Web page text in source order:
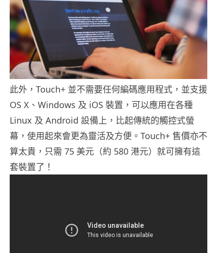
此外，Touch+ 並不需要任何編碼應用程式，並支援
OS X、Windows 及 iOS 裝置，可以應用在各種
Linux 及 Android 設備上，比起傳統的觸控式螢
幕，使用起來會更為靈活及方便。Touch+ 售價亦不
算太貴，只需 75 美元（約 580 港元）就可擁有這
套裝置了！